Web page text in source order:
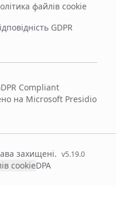
файлів cookie
GDPR
Compliant
на Microsoft Presidio
захищені. v5.19.0
cookieDPA